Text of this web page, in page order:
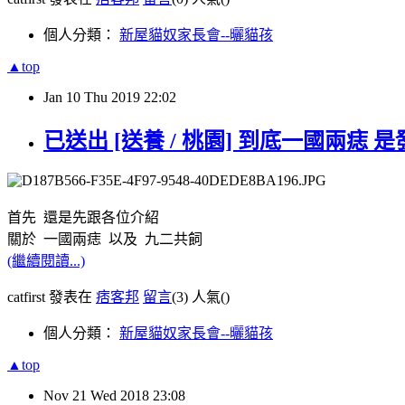
個人分類： 新屋貓奴家長會--曬貓孩
▲top
Jan 10 Thu 2019 22:02
已送出 [送養 / 桃園] 到底一國兩痣 是
首先 還是先跟各位介紹
關於 一國兩痣 以及 九二共飼
(繼續閱讀...)
catfirst 發表在 痞客邦 留言(3) 人氣()
個人分類： 新屋貓奴家長會--曬貓孩
▲top
Nov 21 Wed 2018 23:08